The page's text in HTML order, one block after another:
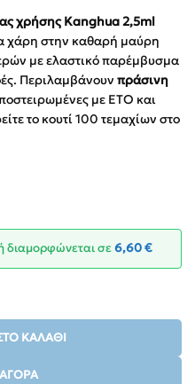
χρήσης Kanghua 2,5ml
χάρη στην καθαρή μαύρη
με ελαστικό παρέμβυσμα
Περιλαμβάνουν πράσινη
με ETO και
τo κουτί 100 τεμαχίων στο
διαμορφώνεται σε6,60€
ΚΑΛΆΘΙ